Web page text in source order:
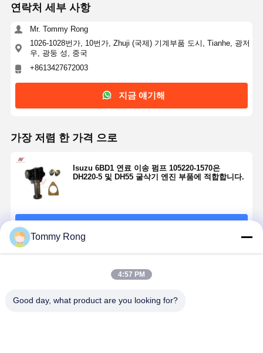
연락처 세부 사항
Mr. Tommy Rong
1026-1028번가, 10번가, Zhuji (국제) 기계부품 도시, Tianhe, 광저
우, 광둥 성, 중국
+8613427672003
지금 얘기해
가장 저렴 한 가격 으로
Isuzu 6BD1 연료 이송 펌프 105220-1570은
DH220-5 및 DH55 굴삭기 엔진 부품에 적합합니다.
Tommy Rong
4:57 PM
Good day, what product are you looking for?